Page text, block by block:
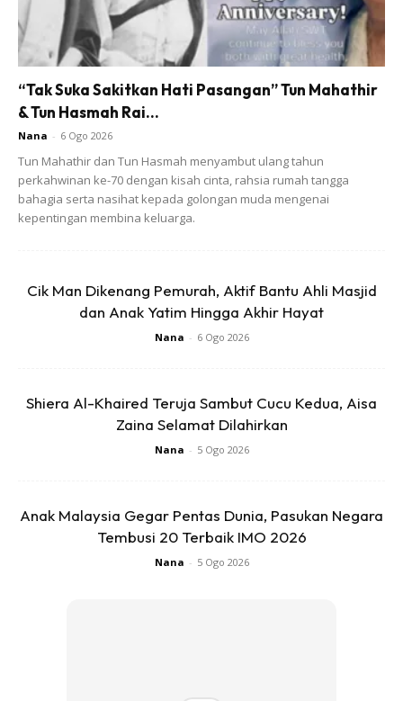
Menurut Ketua Supit Urang TPA Budi Heriyanto berkata,
pengumpul barangan terpakai di situ sering menjumpai
barangan berharga.
“Ya sering ada yang dapat pistol juga bayi juga pernah ada.
Emas itu ya beberapa kali ada. Memang rezekinya begitu,”
Sumber :Suara.com
“Tak Suka Sakitkan Hati Pasangan” Tun Mahathir
& Tun Hasmah Rai...
Nana - 6 Ogo 2026
Tun Mahathir dan Tun Hasmah menyambut ulang tahun
perkahwinan ke-70 dengan kisah cinta, rahsia rumah tangga
bahagia serta nasihat kepada golongan muda mengenai
kepentingan membina keluarga.
Cik Man Dikenang Pemurah, Aktif Bantu Ahli Masjid
dan Anak Yatim Hingga Akhir Hayat
Nana - 6 Ogo 2026
Shiera Al-Khaired Teruja Sambut Cucu Kedua, Aisa
Zaina Selamat Dilahirkan
Nana - 5 Ogo 2026
Anak Malaysia Gegar Pentas Dunia, Pasukan Negara
Tembusi 20 Terbaik IMO 2026
Nana - 5 Ogo 2026